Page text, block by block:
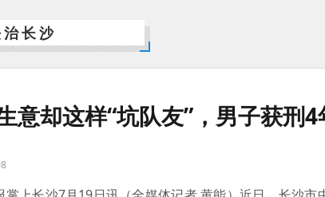
长沙
意却这样“坑队友”，男子获